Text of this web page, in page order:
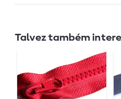
Talvez também